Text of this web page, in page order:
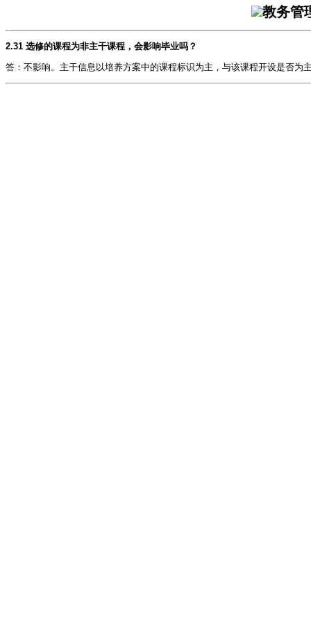
教务管
2.31 选修的课程为非主干课程，会影响毕业吗？
答：不影响。主干信息以培养方案中的课程标识为主，与该课程开设是否为